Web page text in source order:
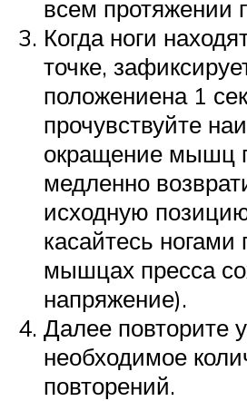
всем протяжении
Когда ноги
точке,
положениена 1
прочувствуйте
окращение мышц
медленно
исходную
касайтесь ногами
мышцах пресса
напряжение).
Далее повторите
необходимое
повторений.